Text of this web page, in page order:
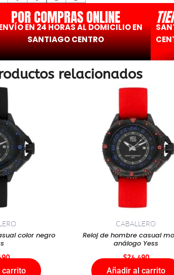
POR COMPRAS ONLINE
EN 24 HORAS AL DOMICILIO EN
SANTIAGO CENTRO
relacionados
color negro
carrito
CABALLERO
Reloj de hombre casual
análogo Yess
$24.490
Añadir al carrito